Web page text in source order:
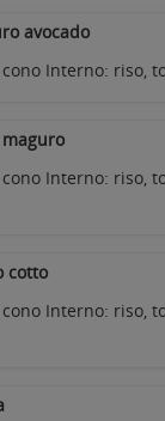
avocado
Interno: riso,
Interno: riso,
cotto
Interno: riso,